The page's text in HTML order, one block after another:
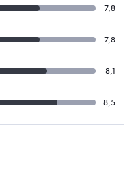
7,8
7,8
8,1
8,5